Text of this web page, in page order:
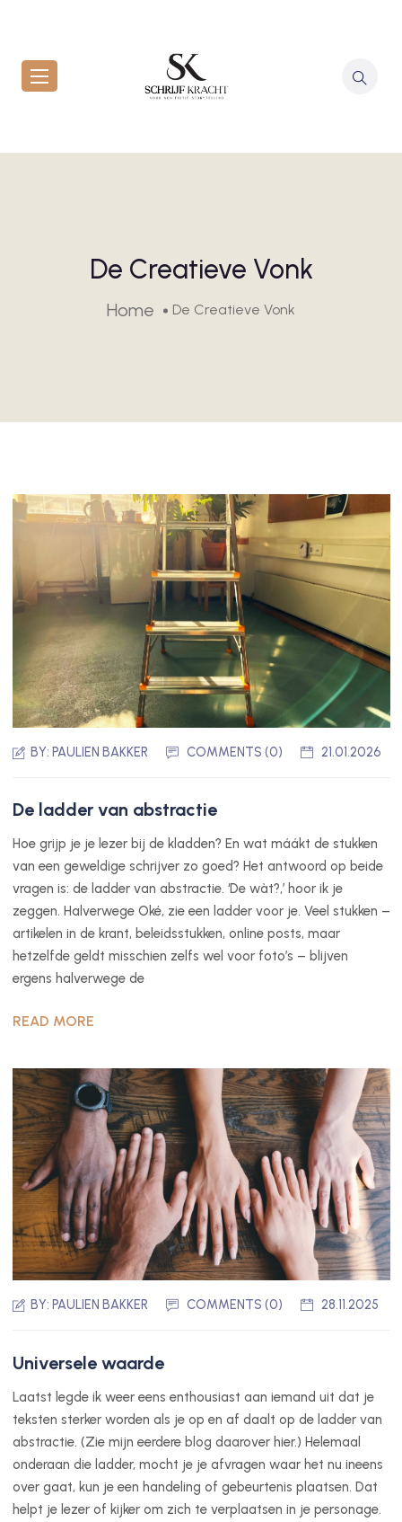
De Creatieve Vonk
Home De Creatieve Vonk
BY: PAULIEN BAKKER COMMENTS (0) 21.01.2026
De ladder van abstractie
Hoe grijp je je lezer bij de kladden? En wat máákt de stukken
van een geweldige schrijver zo goed? Het antwoord op beide
vragen is: de ladder van abstractie. ‘De wàt?,’ hoor ik je
zeggen. Halverwege Oké, zie een ladder voor je. Veel stukken –
artikelen in de krant, beleidsstukken, online posts, maar
hetzelfde geldt misschien zelfs wel voor foto’s – blijven
ergens halverwege de
READ MORE
BY: PAULIEN BAKKER COMMENTS (0) 28.11.2025
Universele waarde
Laatst legde ik weer eens enthousiast aan iemand uit dat je
teksten sterker worden als je op en af daalt op de ladder van
abstractie. (Zie mijn eerdere blog daarover hier.) Helemaal
onderaan die ladder, mocht je je afvragen waar het nu ineens
over gaat, kun je een handeling of gebeurtenis plaatsen. Dat
helpt je lezer of kijker om zich te verplaatsen in je personage.